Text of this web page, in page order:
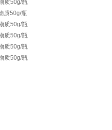
质50g/瓶
质50g/瓶
质50g/瓶
质50g/瓶
质50g/瓶
质50g/瓶